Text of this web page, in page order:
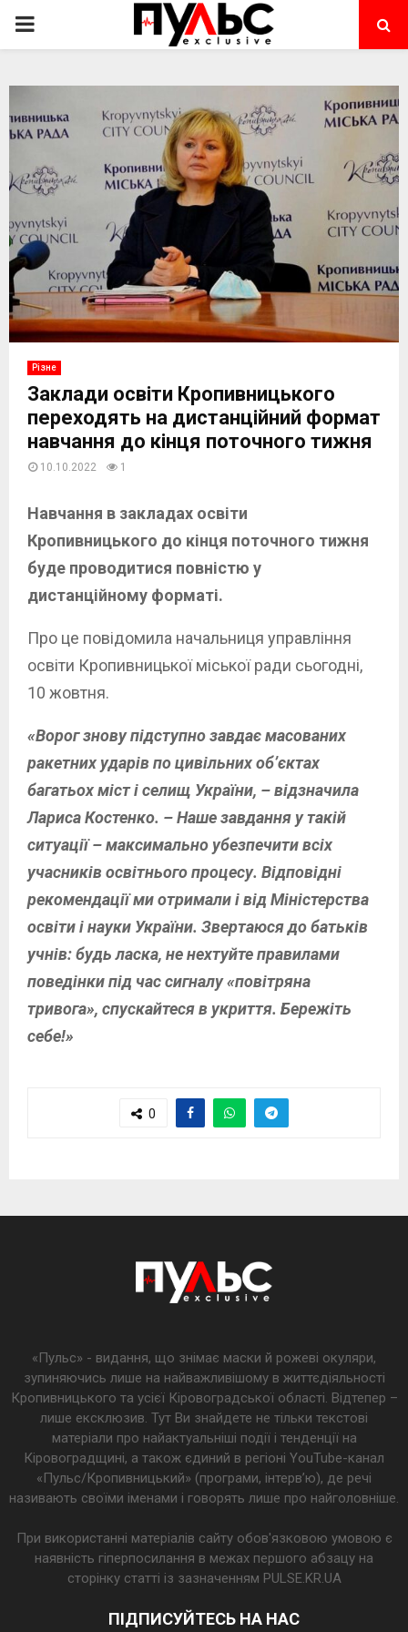
PRIMARY
Різне
Заклади освіти Кропивницького
переходять на дистанційний формат
навчання до кінця поточного тижня
10.10.2022 1
Навчання в закладах освіти
Кропивницького до кінця поточного тижня
буде проводитися повністю у
дистанційному форматі.
Про це повідомила начальниця управління
освіти Кропивницької міської ради сьогодні,
10 жовтня.
«Ворог знову підступно завдає масованих
ракетних ударів по цивільних об’єктах
багатьох міст і селищ України, – відзначила
Лариса Костенко. – Наше завдання у такій
ситуації – максимально убезпечити всіх
учасників освітнього процесу. Відповідні
рекомендації ми отримали і від Міністерства
освіти і науки України. Звертаюся до батьків
учнів: будь ласка, не нехтуйте правилами
поведінки під час сигналу «повітряна
тривога», спускайтеся в укриття. Бережіть
себе!»
0
«Пульс» - видання, що знімає маски й рожеві окуляри,
зупиняючись лише на найважливішому в життєдіяльності
Кропивницького та усієї Кіровоградської області. Відтепер –
лише ексклюзив. Тут Ви знайдете не тільки текстові
матеріали про найактуальніші події і тенденції на
Кіровоградщині, а також єдиний в регіоні YouTube-канал
«Пульс/Кропивницький» (програми, інтерв’ю), де речі
називають своїми іменами і говорять лише про найголовніше.
При використанні матеріалів сайту обов'язковою умовою є
наявність гіперпосилання в межах першого абзацу на
сторінку статті із зазначенням PULSE.KR.UA
ПІДПИСУЙТЕСЬ НА НАС